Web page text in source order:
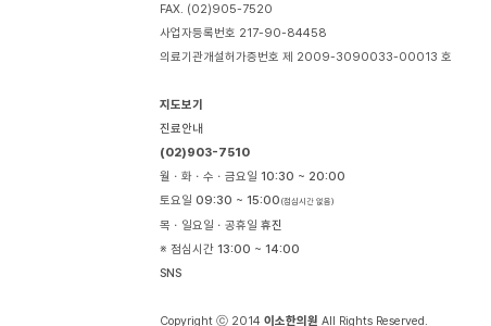
FAX. (02)905-7520
사업자등록번호 217-90-84458
의료기관개설허가증번호 제 2009-3090033-00013 호
지도보기
진료안내
(02)903-7510
월ㆍ화ㆍ수ㆍ금요일 10:30 ~ 20:00
토요일 09:30 ~ 15:00 (점심시간 없음)
목ㆍ일요일ㆍ공휴일 휴진
※ 점심시간 13:00 ~ 14:00
SNS
Copyright ⓒ 2014 이소한의원 All Rights Reserved.